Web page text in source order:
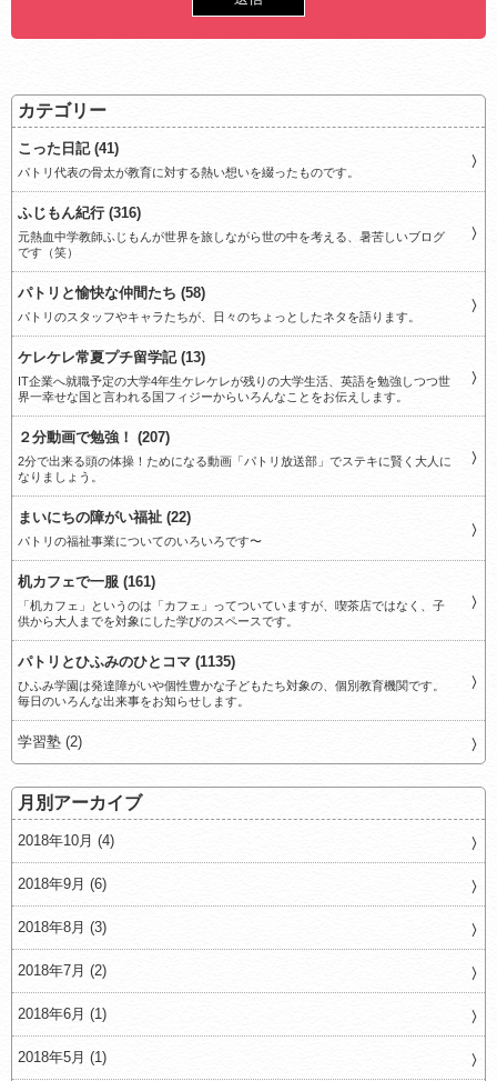
カテゴリー
こった日記 (41)
パトリ代表の骨太が教育に対する熱い想いを綴ったものです。
ふじもん紀行 (316)
元熱血中学教師ふじもんが世界を旅しながら世の中を考える、暑苦しいブログ
です（笑）
パトリと愉快な仲間たち (58)
パトリのスタッフやキャラたちが、日々のちょっとしたネタを語ります。
ケレケレ常夏プチ留学記 (13)
IT企業へ就職予定の大学4年生ケレケレが残りの大学生活、英語を勉強しつつ世
界一幸せな国と言われる国フィジーからいろんなことをお伝えします。
２分動画で勉強！ (207)
2分で出来る頭の体操！ためになる動画「パトリ放送部」でステキに賢く大人に
なりましょう。
まいにちの障がい福祉 (22)
パトリの福祉事業についてのいろいろです〜
机カフェで一服 (161)
「机カフェ」というのは「カフェ」ってついていますが、喫茶店ではなく、子
供から大人までを対象にした学びのスペースです。
パトリとひふみのひとコマ (1135)
ひふみ学園は発達障がいや個性豊かな子どもたち対象の、個別教育機関です。
毎日のいろんな出来事をお知らせします。
学習塾 (2)
月別アーカイブ
2018年10月 (4)
2018年9月 (6)
2018年8月 (3)
2018年7月 (2)
2018年6月 (1)
2018年5月 (1)